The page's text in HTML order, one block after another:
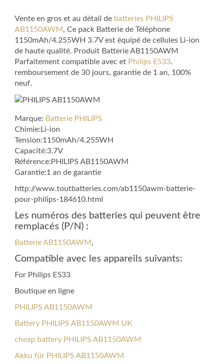
Vente en gros et au détail de batteries PHILIPS
AB1150AWM , Ce pack Batterie de Téléphone
1150mAh/4.255WH 3.7V est équipé de cellules Li-ion
de haute qualité. Produit Batterie AB1150AWM
Parfaitement compatible avec et Philips E533.
remboursement de 30 jours, garantie de 1 an, 100%
neuf.
Marque: Batterie PHILIPS
Chimie:Li-ion
Tension:1150mAh/4.255WH
Capacité:3.7V
Référence:PHILIPS AB1150AWM
Garantie:1 an de garantie
http://www.toutbatteries.com/ab1150awm-batterie-
pour-philips-184610.html
Les numéros des batteries qui peuvent être
remplacés (P/N) :
Batterie AB1150AWM ,
Compatible avec les appareils suivants:
For Philips E533
Boutique en ligne
PHILIPS AB1150AWM
Battery PHILIPS AB1150AWM UK
cheap battery PHILIPS AB1150AWM
Akku für PHILIPS AB1150AWM